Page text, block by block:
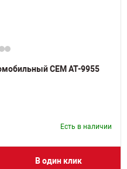
CEM AT-9955
Есть в наличии
В один клик